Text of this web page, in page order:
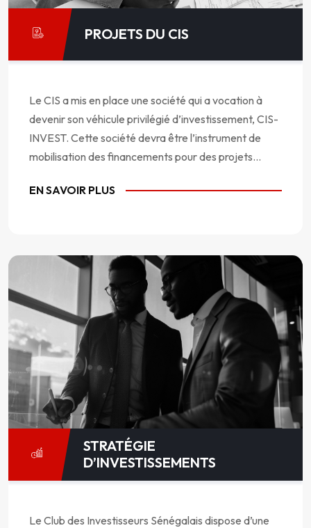
PROJETS DU CIS
Le CIS a mis en place une société qui a vocation à
devenir son véhicule privilégié d’investissement, CIS-
INVEST. Cette société devra être l’instrument de
mobilisation des financements pour des projets...
EN SAVOIR PLUS
STRATÉGIE
D’INVESTISSEMENTS
Le Club des Investisseurs Sénégalais dispose d’une